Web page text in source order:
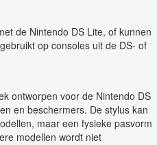
de Nintendo DS Lite, of kunnen
op consoles uit de DS- of
ontworpen voor de Nintendo DS
en beschermers. De stylus kan
maar een fysieke pasvorm
modellen wordt niet